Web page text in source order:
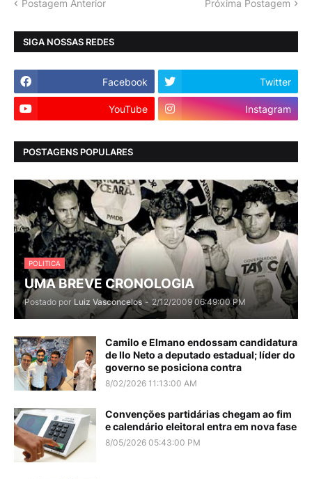
Postagem Anterior Próxima Postagem
SIGA NOSSAS REDES
Facebook Twitter
YouTube Instagram
POSTAGENS POPULARES
POLITICA
UMA BREVE CRONOLOGIA
Postado por Luiz Vasconcelos - 2/12/2009 06:49:00 PM
Camilo e Elmano endossam candidatura
de Ilo Neto a deputado estadual; líder do
governo se posiciona contra
8/02/2026 11:13:00 AM
Convenções partidárias chegam ao fim
e calendário eleitoral entra em nova fase
8/05/2026 05:43:00 PM